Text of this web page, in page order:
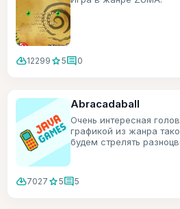
cloud_download12299 star5comment0
Abracadaball
Очень интересная
графикой из жанра
будем стрелять
cloud_download7027 star5comment5